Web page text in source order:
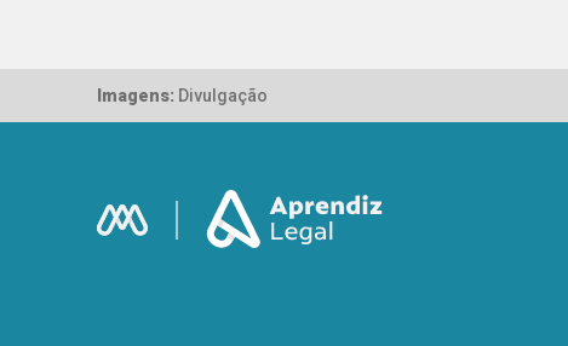
Imagens: Divulgação